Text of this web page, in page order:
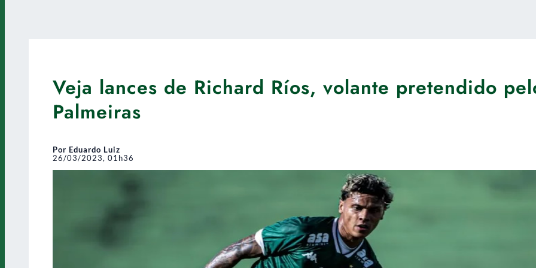
Veja lances de Richard Ríos, volante pretendido
Palmeiras
Por Eduardo Luiz
26/03/2023, 01h36